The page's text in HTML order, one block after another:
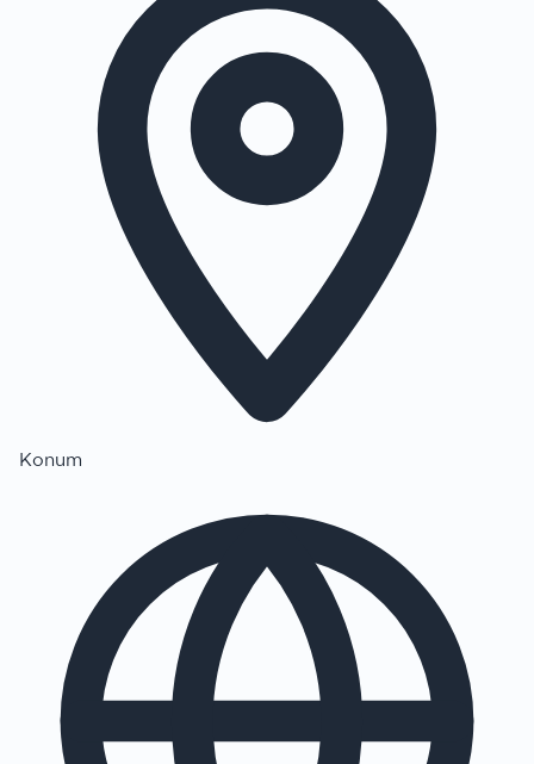
Konum